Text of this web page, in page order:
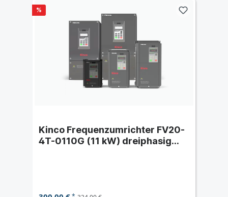
%
Kinco Frequenzumrichter FV20-
4T-0110G (11 kW) dreiphasig